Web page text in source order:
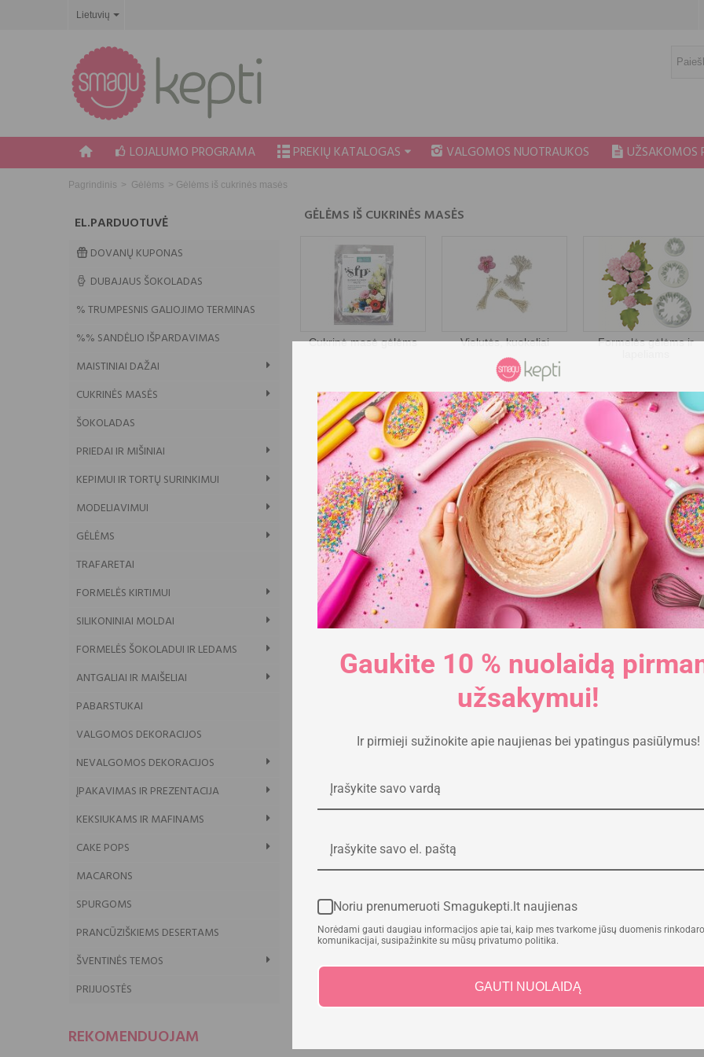
Lietuvių
LOJALUMO PROGRAMA PREKIŲ KATALOGAS VALGOMOS NUOTRAUKOS UŽSAKOMOS
Pagrindinis > Gėlėms > Gėlėms iš cukrinės masės
EL.PARDUOTUVĖ
DOVANŲ KUPONAS
DUBAJAUS ŠOKOLADAS
% TRUMPESNIS GALIOJIMO TERMINAS
%% SANDĖLIO IŠPARDAVIMAS
MAISTINIAI DAŽAI
CUKRINĖS MASĖS
ŠOKOLADAS
PRIEDAI IR MIŠINIAI
KEPIMUI IR TORTŲ SURINKIMUI
MODELIAVIMUI
GĖLĖMS
TRAFARETAI
FORMELĖS KIRTIMUI
SILIKONINIAI MOLDAI
FORMELĖS ŠOKOLADUI IR LEDAMS
ANTGALIAI IR MAIŠELIAI
PABARSTUKAI
VALGOMOS DEKORACIJOS
NEVALGOMOS DEKORACIJOS
ĮPAKAVIMAS IR PREZENTACIJA
KEKSIUKAMS IR MAFINAMS
CAKE POPS
MACARONS
SPURGOMS
PRANCŪZIŠKIEMS DESERTAMS
ŠVENTINĖS TEMOS
PRIJUOSTĖS
REKOMENDUOJAM
GĖLĖMS IŠ CUKRINĖS MASĖS
Cukrinė masė gėlėms Vielutės, kuokeliai
Formelės gėlėms ir
Gaukite 10 % nuolaidą
užsakymui!
Ir pirmieji sužinokite apie naujienas bei ypatingus pasiūlymus!
Noriu prenumeruoti Smagukepti.lt naujienas
Norėdami gauti daugiau informacijos apie tai, kaip mes tvarkome jūsų duomenis
komunikacijai, susipažinkite su mūsų privatumo politika.
GAUTI NUOLAIDĄ